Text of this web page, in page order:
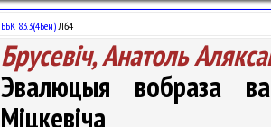
ББК 83.3(4Беи)Л64
Брусевіч, Анатоль
Эвалюцыя вобраза
Міцкевіча